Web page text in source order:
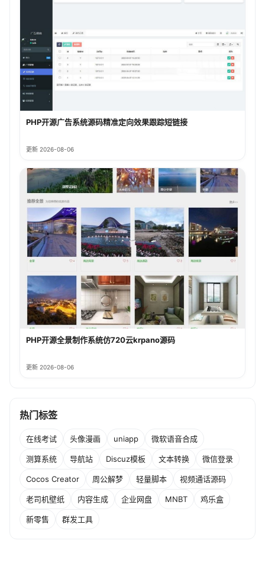
PHP开源广告系统源码精准定向效果跟踪短链接
更新 2026-08-06
PHP开源全景制作系统仿720云krpano源码
更新 2026-08-06
热门标签
在线考试 头像漫画 uniapp 微软语音合成
测算系统 导航站 Discuz模板 文本转换 微信登录
Cocos Creator 周公解梦 轻量脚本 视频通话源码
老司机壁纸 内容生成 企业网盘 MNBT 鸡乐盒
新零售 群发工具